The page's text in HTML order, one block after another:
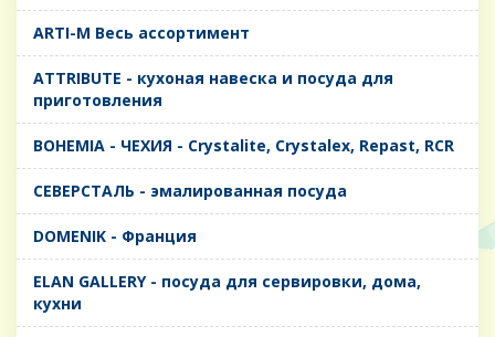
ARTI-M Весь ассортимент
ATTRIBUTE - кухоная навеска и посуда для
приготовления
BOHEMIA - ЧЕХИЯ - Crystalite, Crystalex, Repast, RCR
CЕВЕРСТАЛЬ - эмалированная посуда
DOMENIK - Франция
ELAN GALLERY - посуда для сервировки, дома,
кухни